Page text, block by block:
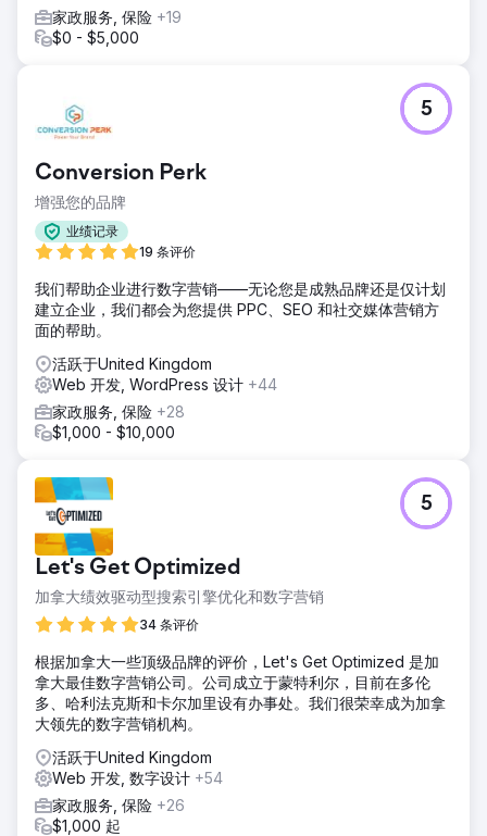
家政服务, 保险 +19
$0 - $5,000
Conversion Perk
增强您的品牌
业绩记录
19 条评价
5
我们帮助企业进行数字营销——无论您是成熟品牌还是仅计划
建立企业，我们都会为您提供 PPC、SEO 和社交媒体营销方
面的帮助。
活跃于United Kingdom
Web 开发, WordPress 设计 +44
家政服务, 保险 +28
$1,000 - $10,000
Let's Get Optimized
加拿大绩效驱动型搜索引擎优化和数字营销
34 条评价
5
根据加拿大一些顶级品牌的评价，Let's Get Optimized 是加
拿大最佳数字营销公司。公司成立于蒙特利尔，目前在多伦
多、哈利法克斯和卡尔加里设有办事处。我们很荣幸成为加拿
大领先的数字营销机构。
活跃于United Kingdom
Web 开发, 数字设计 +54
家政服务, 保险 +26
$1,000 起